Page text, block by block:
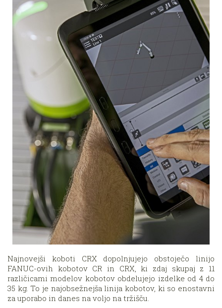
Najnovejši koboti CRX dopolnjujejo obstoječo linijo
FANUC-ovih kobotov CR in CRX, ki zdaj skupaj z 11
različicami modelov kobotov obdelujejo izdelke od 4 do
35 kg. To je najobsežnejša linija kobotov, ki so enostavni
za uporabo in danes na voljo na tržišču.